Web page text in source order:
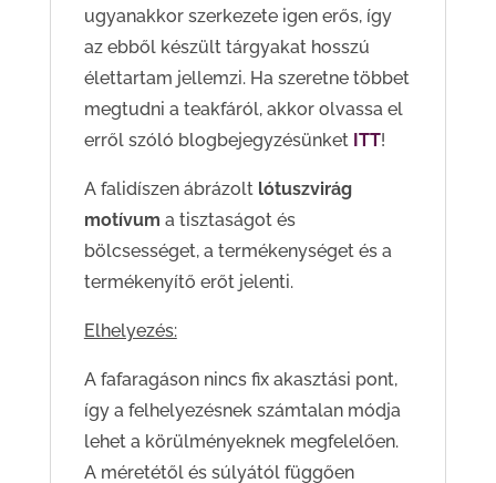
ugyanakkor szerkezete igen erős, így
az ebből készült tárgyakat hosszú
élettartam jellemzi. Ha szeretne többet
megtudni a teakfáról, akkor olvassa el
erről szóló blogbejegyzésünket ITT!
A falidíszen ábrázolt lótuszvirág
motívum a tisztaságot és
bölcsességet, a termékenységet és a
termékenyítő erőt jelenti.
Elhelyezés:
A fafaragáson nincs fix akasztási pont,
így a felhelyezésnek számtalan módja
lehet a körülményeknek megfelelően.
A méretétől és súlyától függően